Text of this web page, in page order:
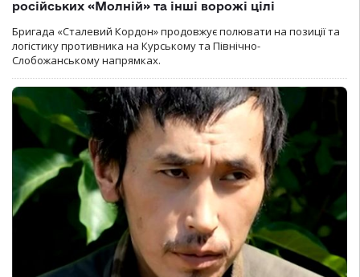
російських «Молній» та інші ворожі цілі
Бригада «Сталевий Кордон» продовжує полювати на позиції та
логістику противника на Курському та Північно-
Слобожанському напрямках.